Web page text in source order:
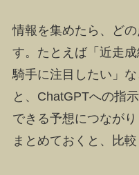
情報を集めたら、ど
す。たとえば「近走
騎手に注目したい」
と、ChatGPTへの指
できる予想につなが
まとめておくと、比